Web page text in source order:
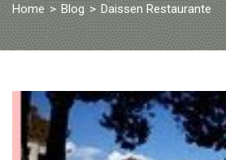
Home > Blog > Daissen Restaurante